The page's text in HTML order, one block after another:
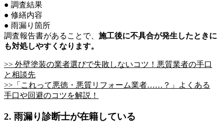
● 調査結果
● 修繕内容
● 雨漏り箇所
調査報告書があることで、 施工後に不具合が発生したときに
も対処しやすくなります。
>> 外壁塗装の業者選びで失敗しないコツ！悪質業者の手口
と相談先
>>「これって悪徳・悪質リフォーム業者……？」よくある
手口や回避のコツを解説！
2. 雨漏り診断士が在籍している